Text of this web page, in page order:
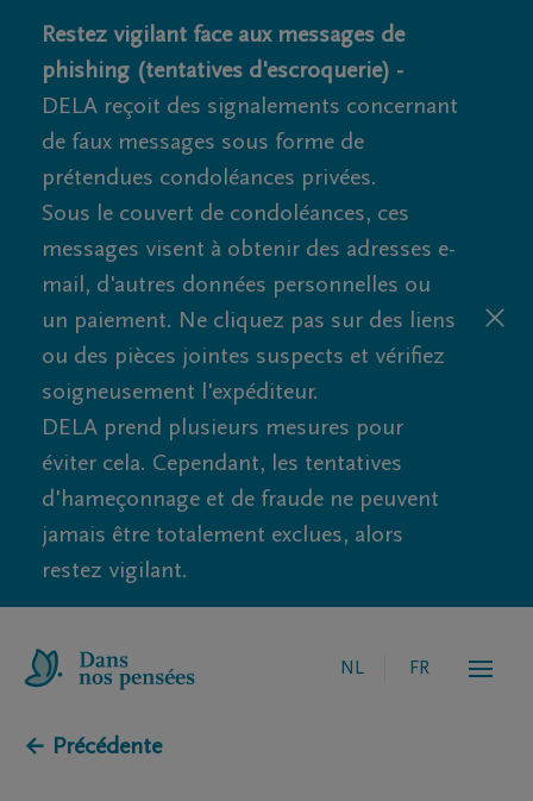
Restez vigilant face aux messages de
phishing (tentatives d'escroquerie) -
DELA reçoit des signalements concernant
de faux messages sous forme de
prétendues condoléances privées.
Sous le couvert de condoléances, ces
messages visent à obtenir des adresses e-
mail, d'autres données personnelles ou
un paiement. Ne cliquez pas sur des liens
ou des pièces jointes suspects et vérifiez
soigneusement l'expéditeur.
DELA prend plusieurs mesures pour
éviter cela. Cependant, les tentatives
d'hameçonnage et de fraude ne peuvent
jamais être totalement exclues, alors
restez vigilant.
NL FR
← Précédente